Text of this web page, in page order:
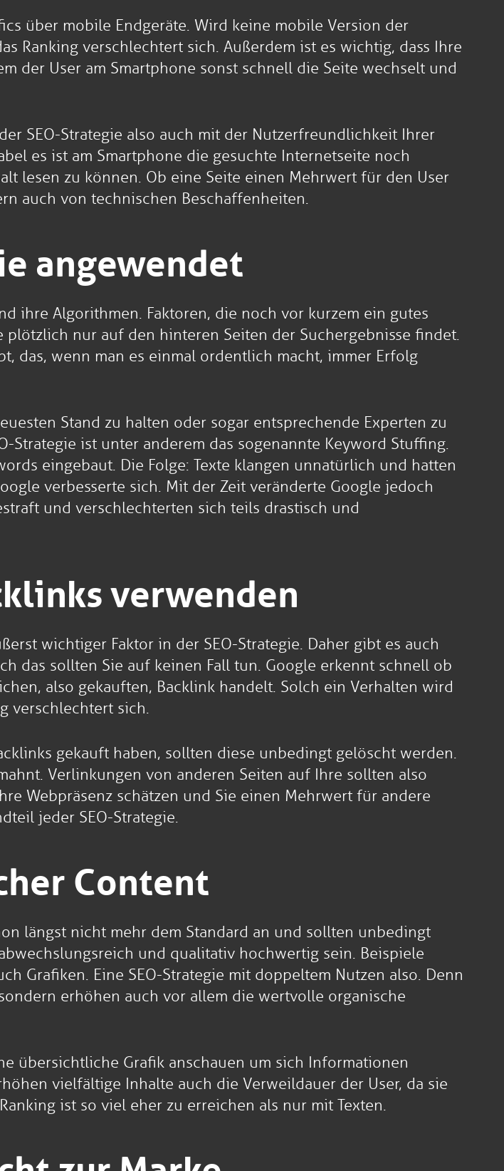
über mobile Endgeräte. Wird keine mobile Version der
Ranking verschlechtert sich. Außerdem ist es wichtig, dass Ihre
der User am Smartphone sonst schnell die Seite wechselt und
SEO-Strategie also auch mit der Nutzerfreundlichkeit Ihrer
es ist am Smartphone die gesuchte Internetseite noch
lesen zu können. Ob eine Seite einen Mehrwert für den User
auch von technischen Beschaffenheiten.
angewendet
ihre Algorithmen. Faktoren, die noch vor kurzem ein gutes
plötzlich nur auf den hinteren Seiten der Suchergebnisse findet.
das, wenn man es einmal ordentlich macht, immer Erfolg
Stand zu halten oder sogar entsprechende Experten zu
Strategie ist unter anderem das sogenannte Keyword Stuffing.
eingebaut. Die Folge: Texte klangen unnatürlich und hatten
verbesserte sich. Mit der Zeit veränderte Google jedoch
und verschlechterten sich teils drastisch und
verwenden
wichtiger Faktor in der SEO-Strategie. Daher gibt es auch
das sollten Sie auf keinen Fall tun. Google erkennt schnell ob
also gekauften, Backlink handelt. Solch ein Verhalten wird
verschlechtert sich.
gekauft haben, sollten diese unbedingt gelöscht werden.
Verlinkungen von anderen Seiten auf Ihre sollten also
Webpräsenz schätzen und Sie einen Mehrwert für andere
jeder SEO-Strategie.
Content
längst nicht mehr dem Standard an und sollten unbedingt
und qualitativ hochwertig sein. Beispiele
Grafiken. Eine SEO-Strategie mit doppeltem Nutzen also. Denn
erhöhen auch vor allem die wertvolle organische
übersichtliche Grafik anschauen um sich Informationen
vielfältige Inhalte auch die Verweildauer der User, da sie
ist so viel eher zu erreichen als nur mit Texten.